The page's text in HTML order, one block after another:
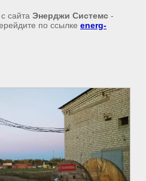
сайта Энерджи Системс -
по ссылке energ-